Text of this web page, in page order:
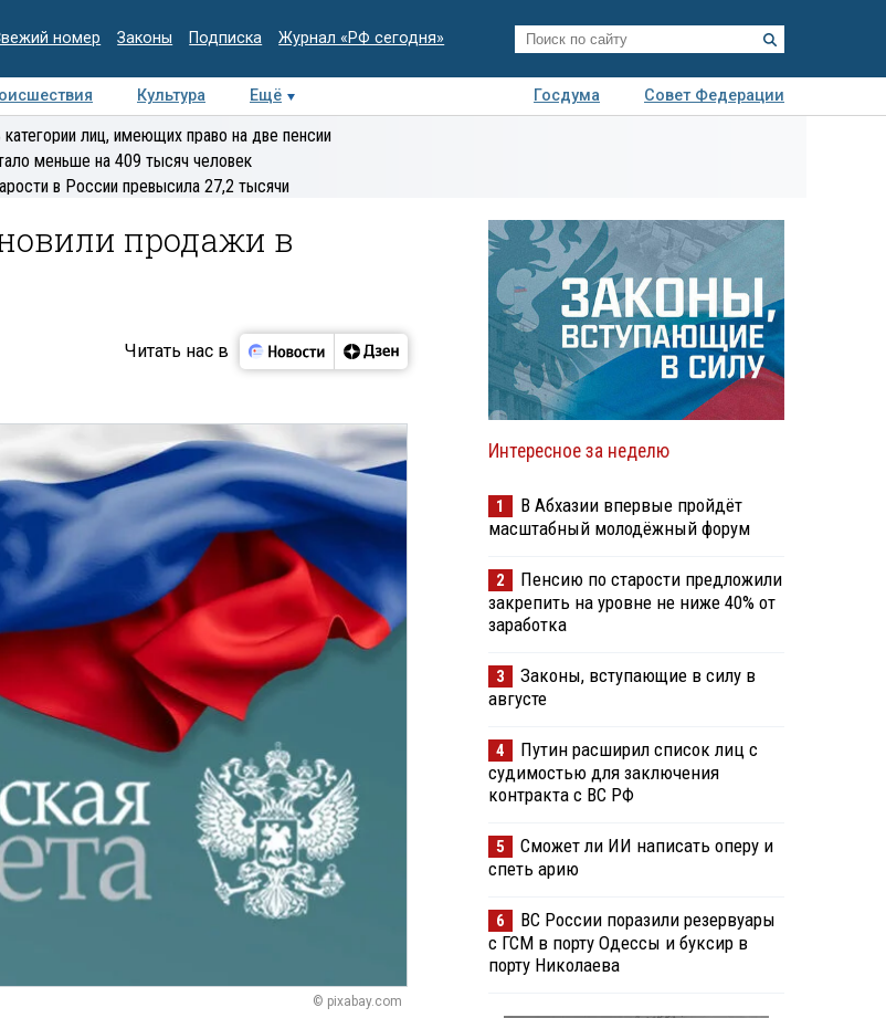
номер Законы Подписка Журнал «РФ сегодня»
Культура Ещё Госдума
Совет Федерации
Интервью Колумнисты
Деловая
лиц, имеющих право на две пенсии
меньше на 409 тысяч человек
в России превысила 27,2 тысячи
продажи в
Читать нас в
© pixabay.com
Интересное за неделю
1
В Абхазии впервые пройдёт
масштабный молодёжный форум
2
Пенсию по старости предложили
закрепить на уровне не ниже 40% от
заработка
3
Законы, вступающие в силу в
августе
4
Путин расширил список лиц с
судимостью для заключения
контракта с ВС РФ
5
Сможет ли ИИ написать оперу и
спеть арию
6
ВС России поразили резервуары
с ГСМ в порту Одессы и буксир в
порту Николаева